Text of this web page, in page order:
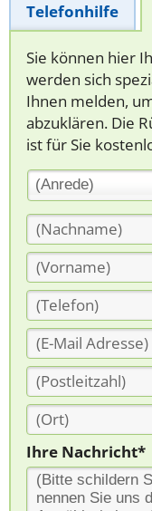
Telefonhilfe
Sie können hier
werden sich
Ihnen melden,
abzuklären. Die
ist für Sie
(Anrede)
Ihre Nachricht*